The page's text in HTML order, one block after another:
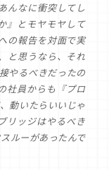
んなに衝突してし
』とモヤモヤして
の報告を対面で実
と思うなら、それ
やるべきだったの
社員からも『プロ
動いたらいいじゃ
リッジはやるべき
ルーがあったんで